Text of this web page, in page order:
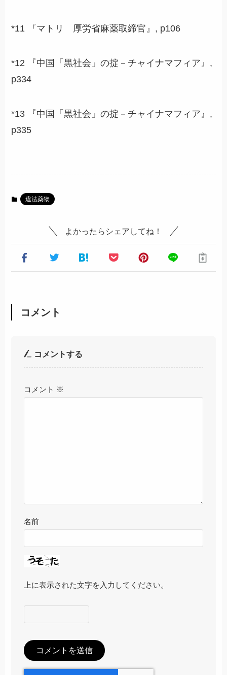
*11 『マトリ 厚労省麻薬取締官』, p106
*12 『中国「黒社会」の掟－チャイナマフィア』,
p334
*13 『中国「黒社会」の掟－チャイナマフィア』,
p335
違法薬物
よかったらシェアしてね！
コメント
コメントする
コメント ※
名前
上に表示された文字を入力してください。